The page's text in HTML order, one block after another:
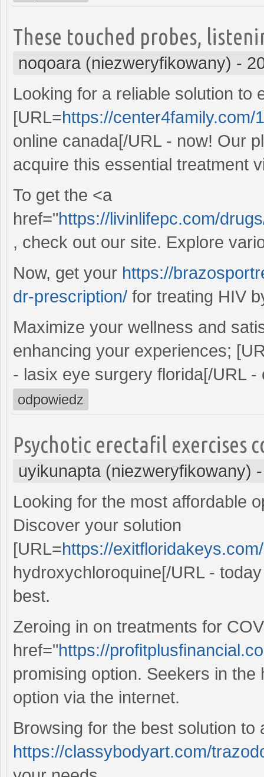
These touched probes,
noqoara (niezweryfikowany) -
Looking for a reliable solution to
[URL=https://
online canada[/URL - now! Our
acquire this essential treatment
To get the <a
href="https://livinlifepc.com/
, check out our site. Explore
Now, get your https://
dr-prescription/ for treating HIV
Maximize your wellness and
enhancing your experiences;
- lasix eye surgery florida[/URL
odpowiedz
Psychotic erectafil exercises
uyikunapta (niezweryfikowany)
Looking for the most affordable
Discover your solution
[URL=https://
hydroxychloroquine[/URL -
best.
Zeroing in on treatments for
href="https://
promising option. Seekers in
option via the internet.
Browsing for the best solution
https://classybodyart.com/